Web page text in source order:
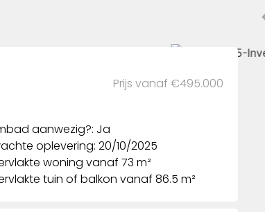
Prijs vanaf €495.000
aanwezig?: Ja
oplevering: 20/10/2025
woning vanaf 73 m²
tuin of balkon vanaf 86.5 m²